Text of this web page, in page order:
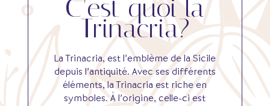
C’est quoi la
Trinacria?
La Trinacria, est l’emblème de la Sicile
depuis l’antiquité. Avec ses différents
éléments, la Trinacria est riche en
symboles. À l’origine, celle-ci est